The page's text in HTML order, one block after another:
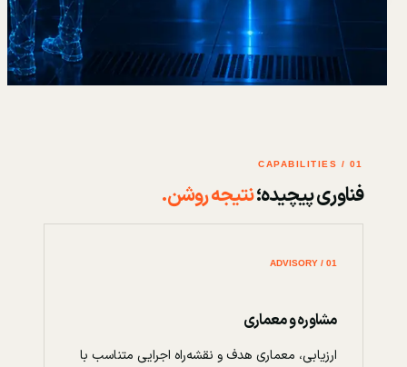
01 / CAPABILITIES
فناوری پیچیده؛نتیجه روشن.
01 / ADVISORY
مشاوره و معماری
ارزیابی، معماری هدف و نقشه‌راه اجرایی متناسب با